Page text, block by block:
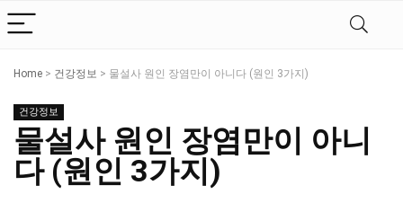
Home > 건강정보 > 물설사 원인 장염만이 아니다 (원인 3가지)
건강정보
물설사 원인 장염만이 아니
다 (원인 3가지)